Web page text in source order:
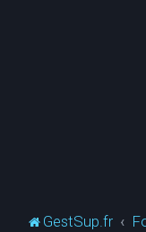
GestSup.fr